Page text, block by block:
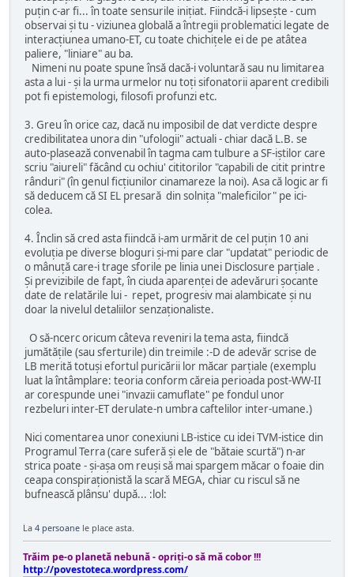
puţin c-ar fi... în toate sensurile iniţiat. Fiindcă-i lipseşte - cum
observai şi tu - viziunea globală a întregii problematici legate de
interacţiunea umano-ET, cu toate chichiţele ei de pe atâtea
paliere, "liniare" au ba.
Nimeni nu poate spune însă dacă-i voluntară sau nu limitarea
asta a lui - şi la urma urmelor nu toţi sifonatorii aparent credibili
pot fi epistemologi, filosofi profunzi etc.
3. Greu în orice caz, dacă nu imposibil de dat verdicte despre
credibilitatea unora din "ufologii" actuali - chiar dacă L.B. se
auto-plasează convenabil în tagma cam tulbure a SF-iştilor care
scriu "aiureli" făcând cu ochiu' cititorilor "capabili de citit printre
rânduri" (în genul ficţiunilor cinamareze la noi). Asa că logic ar fi
să deducem că SI EL presară din solniţa "maleficilor" pe ici-
colea.
4. Înclin să cred asta fiindcă i-am urmărit de cel puţin 10 ani
evoluţia pe diverse bloguri şi-mi pare clar "updatat" periodic de
o mânuţă care-i trage sforile pe linia unei Disclosure parţiale .
Şi previzibile de fapt, în ciuda aparenţei de adevăruri şocante
date de relatările lui - repet, progresiv mai alambicate şi nu
doar la nivelul detaliilor senzaţionaliste.
O să-ncerc oricum câteva reveniri la tema asta, fiindcă
jumătăţile (sau sferturile) din treimile :-D de adevăr scrise de
LB merită totuşi efortul puricării lor măcar parţiale (exemplu
luat la întâmplare: teoria conform căreia perioada post-WW-II
ar corespunde unei "invazii camuflate" pe fondul unor
rezbeluri inter-ET derulate-n umbra caftelilor inter-umane.)
Nici comentarea unor conexiuni LB-istice cu idei TVM-istice din
Programul Terra (care suferă şi ele de "bătaie scurtă") n-ar
strica poate - şi-aşa om reuşi să mai spargem măcar o foaie din
ceapa conspiraţionistă la scară MEGA, chiar cu riscul să ne
bufnească plânsu' după... :lol:
La 4 persoane le place asta.
Trăim pe-o planetă nebună - opriţi-o să mă cobor !!!
http://povestoteca.wordpress.com/